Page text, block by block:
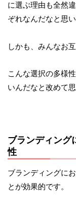
に選ぶ理由も全然
ぞれなんだなと思い
しかも、みんなお
こんな選択の多様
いんだなと改めて思
ブランディング
性
ブランディングに
とが効果的です。